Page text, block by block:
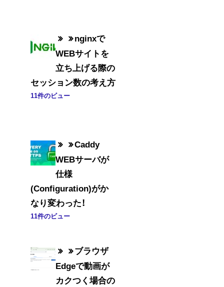
nginxで
WEBサイトを
立ち上げる際の
セッション数の考え方
11件のビュー
Caddy
WEBサーバが
仕様
(Configuration)がか
なり変わった！
11件のビュー
ブラウザ
Edgeで動画が
カクつく場合の